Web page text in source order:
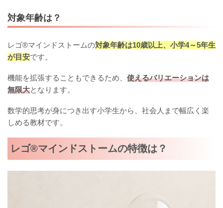
対象年齢は？
レゴ®マインドストームの対象年齢は10歳以上、小学4～5年生
が目安です。
機能を拡張することもできるため、 使えるバリエーションは
無限大となります。
数学的思考が身につき出す小学生から、社会人まで幅広く楽
しめる教材です。
レゴ®マインドストームの特徴は？